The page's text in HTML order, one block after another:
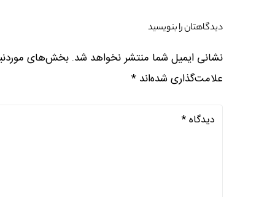
دیدگاهتان را بنویسید
نشانی ایمیل شما منتشر نخواهد شد. بخش‌های
علامت‌گذاری شده‌اند *